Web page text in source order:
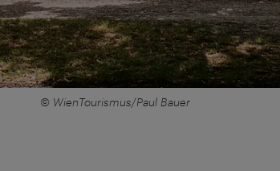
© WienTourismus/Paul Bauer